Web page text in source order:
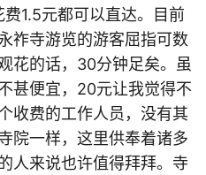
1.5元都可以直达。目前
祚寺游览的游客屈指可数
花的话，30分钟足矣。虽
甚便宜，20元让我觉得不
收费的工作人员，没有其
院一样，这里供奉着诸多
人来说也许值得拜拜。寺